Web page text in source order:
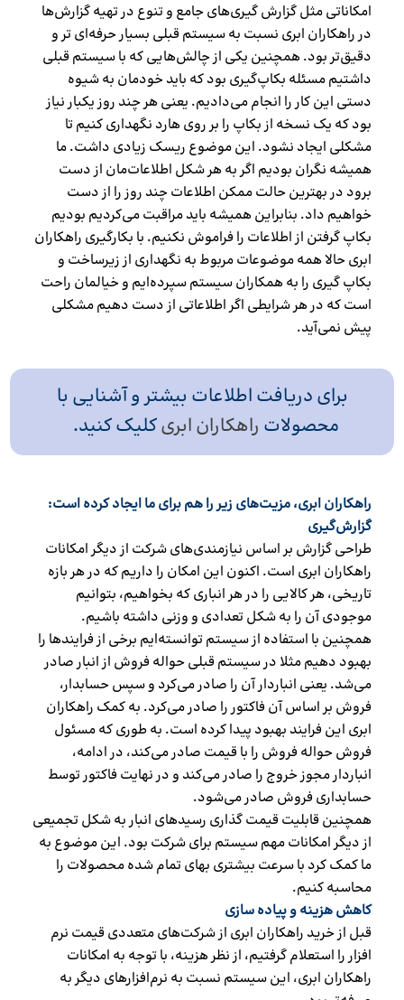
امکاناتی مثل گزارش گیری‌های جامع و تنوع در تهیه گزارش‌ها
در راهکاران ابری نسبت به سیستم قبلی بسیار حرفه‌ای تر و
دقیق‌تر بود. همچنین یکی از چالش‌هایی که با سیستم قبلی
داشتیم مسئله بکاپ‌گیری بود که باید خودمان به شیوه
دستی این کار را انجام می‌دادیم. یعنی هر چند روز یکبار نیاز
بود که یک نسخه از بکاپ را بر روی هارد نگهداری کنیم تا
مشکلی ایجاد نشود. این موضوع ریسک زیادی داشت. ما
همیشه نگران بودیم اگر به هر شکل اطلاعات‌مان از دست
برود در بهترین حالت ممکن اطلاعات چند روز را از دست
خواهیم داد. بنابراین همیشه باید مراقبت می‌کردیم بودیم
بکاپ گرفتن از اطلاعات را فراموش نکنیم. با بکارگیری راهکاران
ابری حالا همه موضوعات مربوط به نگهداری از زیرساخت و
بکاپ گیری را به همکاران سیستم سپرده‌ایم و خیالمان راحت
است که در هر شرایطی اگر اطلاعاتی از دست دهیم مشکلی
پیش نمی‌آید.
برای دریافت اطلاعات بیشتر و آشنایی با
محصولات راهکاران ابریکلیک کنید.
راهکاران ابری، مزیت‌های زیر را هم برای ما ایجاد کرده است:
گزارش‌گیری
طراحی گزارش بر اساس نیازمندی‌های شرکت از دیگر امکانات
راهکاران ابری است. اکنون این امکان را داریم که در هر بازه
تاریخی، هر کالایی را در هر انباری که بخواهیم، بتوانیم
موجودی آن را به شکل تعدادی و وزنی داشته باشیم.
همچنین با استفاده از سیستم توانسته‌ایم برخی از فرایندها را
بهبود دهیم مثلا در سیستم قبلی حواله فروش از انبار صادر
می‌شد. یعنی انباردار آن را صادر می‌کرد و سپس حسابدار،
فروش بر اساس آن فاکتور را صادر می‌کرد. به کمک راهکاران
ابری این فرایند بهبود پیدا کرده است. به طوری که مسئول
فروش حواله فروش را با قیمت صادر می‌کند، در ادامه،
انباردار مجوز خروج را صادر می‌کند و در نهایت فاکتور توسط
حسابداری فروش صادر می‌شود.
همچنین قابلیت قیمت گذاری رسید‌های انبار به شکل تجمیعی
از دیگر امکانات مهم سیستم برای شرکت بود. این موضوع به
ما کمک کرد با سرعت بیشتری بهای تمام شده محصولات را
محاسبه کنیم.
کاهش هزینه‌ و پیاده سازی
قبل از خرید راهکاران ابری از شرکت‌های متعددی قیمت نرم
افزار را استعلام گرفتیم، از نظر هزینه، با توجه به امکانات
راهکاران ابری، این سیستم نسبت به نرم‌افزارهای دیگر به